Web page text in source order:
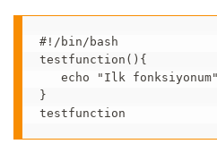
#!/bin/bash
testfunction(){
echo "Ilk fonksiyonum"
}
testfunction